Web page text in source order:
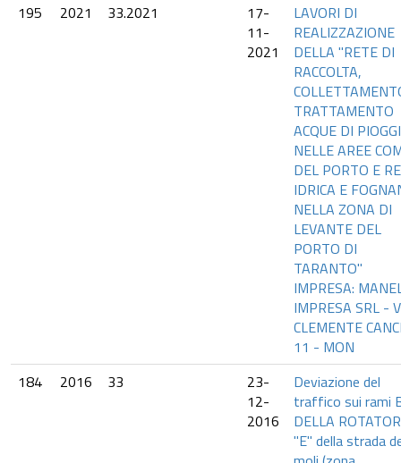
195 2021 33.2021
17-
11-
2021
LAVORI DI
REALIZZAZIONE
DELLA "RETE DI
RACCOLTA,
TRATTAMENTO
ACQUE DI
NELLE AREE
DEL PORTO E
IDRICA E
NELLA ZONA DI
LEVANTE DEL
PORTO DI
TARANTO"
IMPRESA:
IMPRESA SRL -
CLEMENTE
11 - MON
184
2016 33
23-
12-
2016
Deviazione del
traffico sui rami
DELLA
"E" della strada